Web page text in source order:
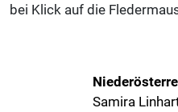
bei Klick auf die
Samira